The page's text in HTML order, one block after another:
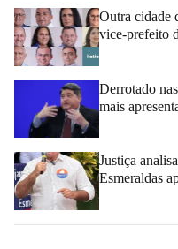
Outra cidade
vice-prefeito
Derrotado
mais
Justiça
Esmeraldas